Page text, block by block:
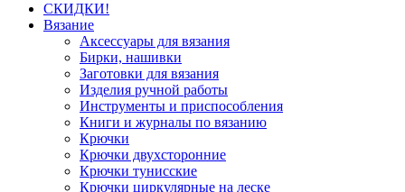
СКИДКИ!
Вязание
Аксессуары для вязания
Бирки, нашивки
Заготовки для вязания
Изделия ручной работы
Инструменты и приспособления
Книги и журналы по вязанию
Крючки
Крючки двухсторонние
Крючки тунисские
Крючки циркулярные на леске